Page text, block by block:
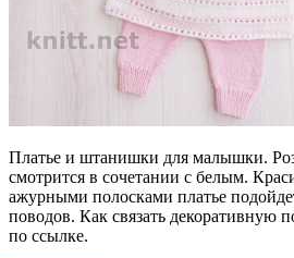
Платье и штанишки для малышки.
смотрится в сочетании с белым.
ажурными полосками платье
поводов. Как связать декоративную
по ссылке.